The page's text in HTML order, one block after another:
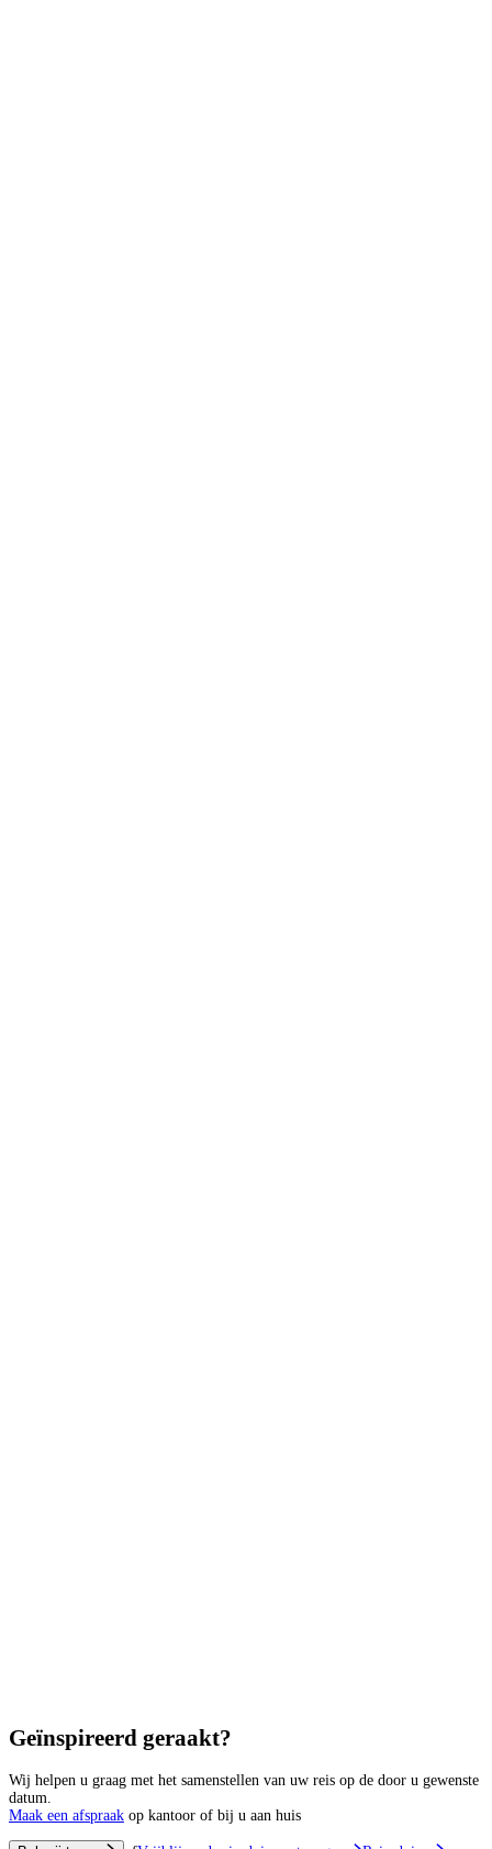
Geïnspireerd geraakt?
Wij helpen u graag met het samenstellen van uw reis op de door u gewenste
datum.
Maak een afspraak op kantoor of bij u aan huis